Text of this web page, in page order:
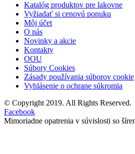
Katalóg produktov pre lakovne
Vyžiadať si cenovú ponuku
Môj účet
O nás
Novinky a akcie
Kontakty
OOU
Súbory Cookies
Zásady používania súborov cookie
Vyhlásenie o ochrane súkromia
© Copyright 2019. All Rights Reserved.
Facebook
Mimoriadne opatrenia v súvislosti so